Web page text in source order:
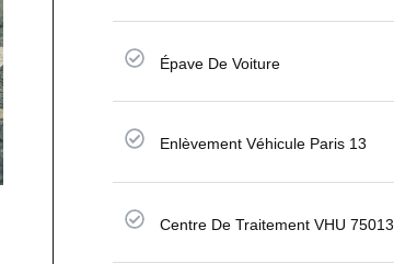
Épave De Voiture
Enlèvement Véhicule Paris 13
Centre De Traitement VHU 75013